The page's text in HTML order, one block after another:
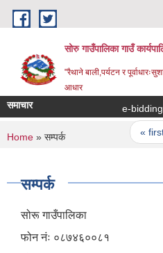
Skip to main content
सोरु गाउँपालिका गाउँ
"रैथाने बाली,पर्यटन र
आधार
समाचार e-bidding
« first
You are here
Home » सम्पर्क
सम्पर्क
सोरू गाउँपालिका
फोन नंः ०८७४६००८१